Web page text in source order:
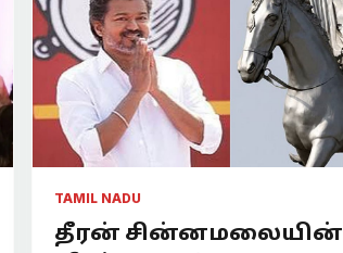
TAMIL NADU
தீரன் சின்னமலையின்